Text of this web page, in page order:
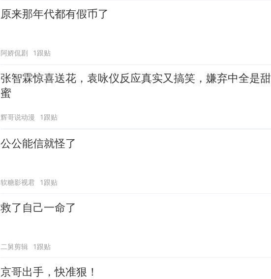
原来那年代都有假币了
阿娇侃剧 1跟贴
张智霖惊喜送花，袁咏仪反应真实又搞笑，嫌弃中全是甜
蜜
辉哥说动漫 1跟贴
公公能信就怪了
软糖影视君 1跟贴
救了自己一命了
二舅剪辑 1跟贴
京哥出手，快准狠！